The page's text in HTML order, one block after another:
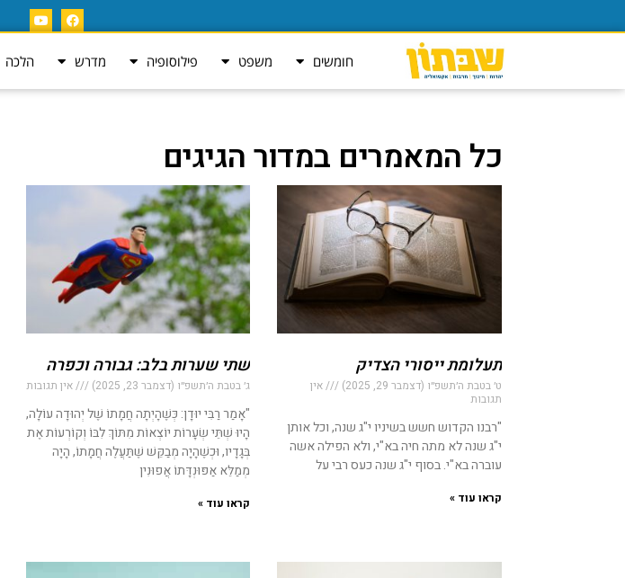
חומשים משפט פילוסופיה מדרש הלכה
כל המאמרים במדור הגיגים
תעלומת ייסורי הצדיק
ט׳ בטבת ה׳תשפ״ו (דצמבר 29, 2025)
אין
תגובות
"רבנו הקדוש חשש בשיניו י"ג שנה, וכל אותן
י"ג שנה לא מתה חיה בא"י, ולא הפילה אשה
עוברה בא"י. בסוף י"ג שנה כעס רבי על
קראו עוד »
שתי שערות בלב: גבורה וכפרה
ג׳ בטבת ה׳תשפ״ו (דצמבר 23, 2025) אין תגובות
"אָמַר רַבִּי יוּדָן: כְּשֶׁהָיְתָה חֲמָתוֹ שֶׁל יְהוּדָה עוֹלָה,
הָיוּ שְׁתֵּי שְׂעָרוֹת יוֹצְאוֹת מִתּוֹךְ לִבּוֹ וְקוֹרְעוֹת אֶת
בְּגָדָיו, וּכְשֶׁהָיָה מְבַקֵּשׁ שֶׁתַּעֲלֶה חֲמָתוֹ, הָיָה
מְמַלֵּא אַפּוּנְדָּתוֹ אֲפוּנִין
קראו עוד »